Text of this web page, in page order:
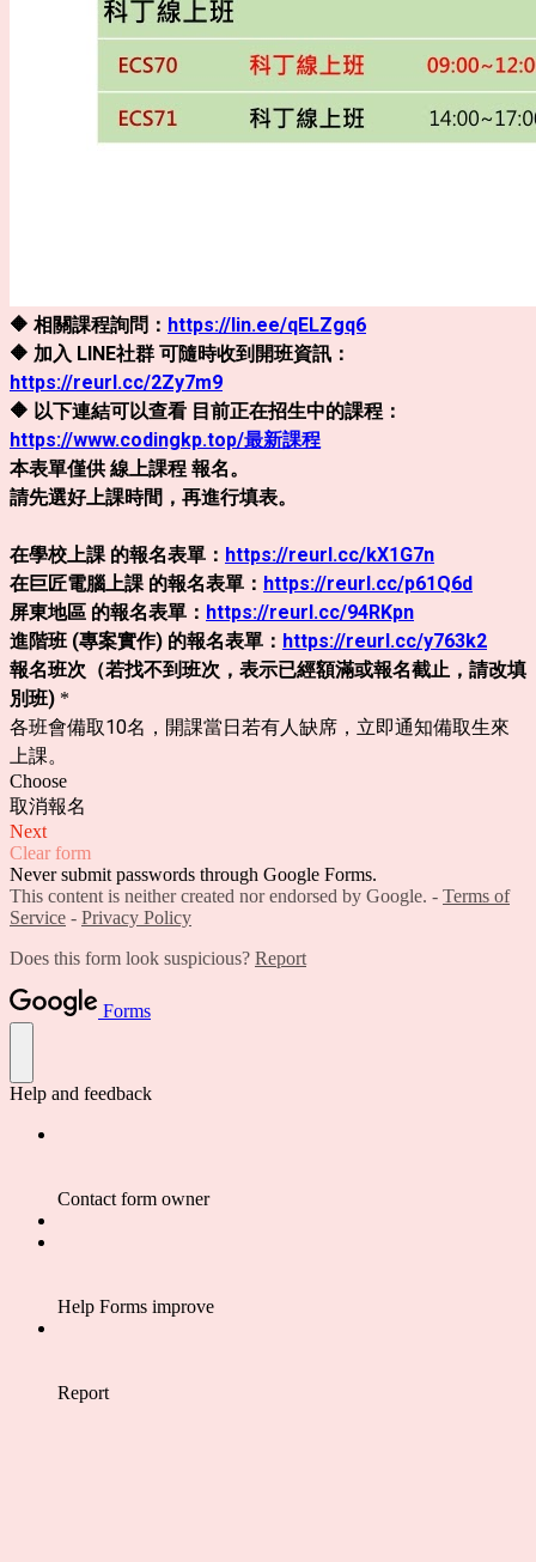
🔶 相關課程詢問： https://lin.ee/qELZgq6
🔶 加入 LINE社群 可隨時收到開班資訊：
https://reurl.cc/2Zy7m9
🔶 以下連結可以查看 目前正在招生中的課程：
https://www.codingkp.top/最新課程
本表單僅供 線上課程 報名。
請先選好上課時間，再進行填表。
在學校上課 的報名表單： https://reurl.cc/kX1G7n
在巨匠電腦上課 的報名表單： https://reurl.cc/p61Q6d
屏東地區 的報名表單： https://reurl.cc/94RKpn
進階班 (專案實作) 的報名表單： https://reurl.cc/y763k2
報名班次（若找不到班次，表示已經額滿或報名截止，請改填
別班) *
各班會備取10名，開課當日若有人缺席，立即通知備取生來
上課。
Choose
取消報名
Next
Clear form
Never submit passwords through Google Forms.
This content is neither created nor endorsed by Google. - Terms of
Service - Privacy Policy
Does this form look suspicious? Report
Forms
Help and feedback
Contact form owner
Help Forms improve
Report